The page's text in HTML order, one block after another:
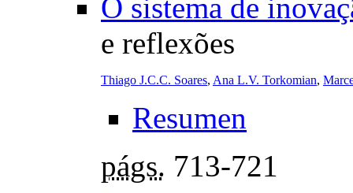
O sistema de
e reflexões
Thiago J.C.C. Soares, Ana L.V. Torkomian,
Resumen
págs. 713-721